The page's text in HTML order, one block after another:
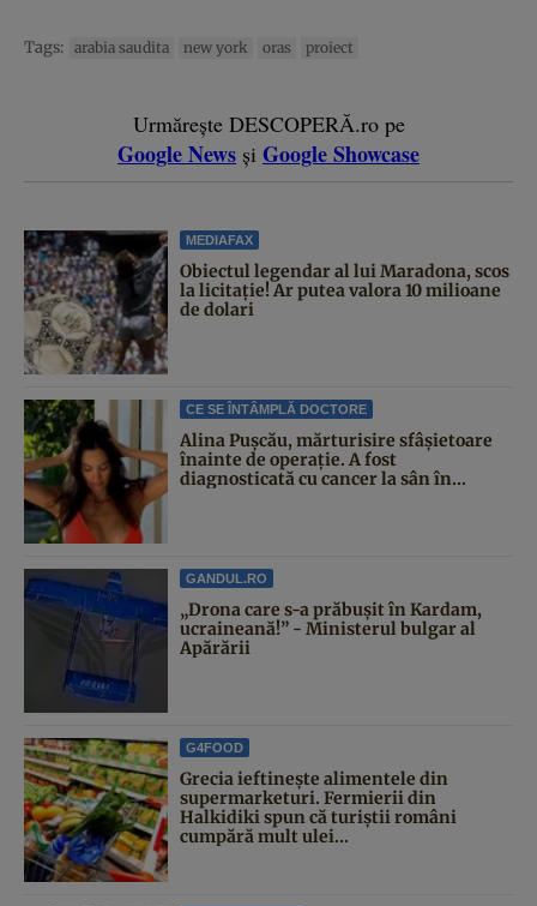
Tags: arabia saudita new york oras proiect
Urmărește DESCOPERĂ.ro pe
Google News și Google Showcase
MEDIAFAX
Obiectul legendar al lui Maradona, scos
la licitație! Ar putea valora 10 milioane
de dolari
CE SE ÎNTÂMPLĂ DOCTORE
Alina Pușcău, mărturisire sfâșietoare
înainte de operație. A fost
diagnosticată cu cancer la sân în...
GANDUL.RO
„Drona care s-a prăbușit în Kardam,
ucraineană!” - Ministerul bulgar al
Apărării
G4FOOD
Grecia ieftinește alimentele din
supermarketuri. Fermierii din
Halkidiki spun că turiștii români
cumpără mult ulei...